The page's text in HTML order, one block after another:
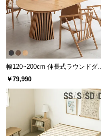
幅120~200cm 伸長式ラウンドダイ
ニングテーブル 6人掛け 天然木突
￥79,990